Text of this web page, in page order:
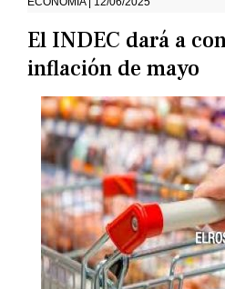
El INDEC dará a
inflación de mayo